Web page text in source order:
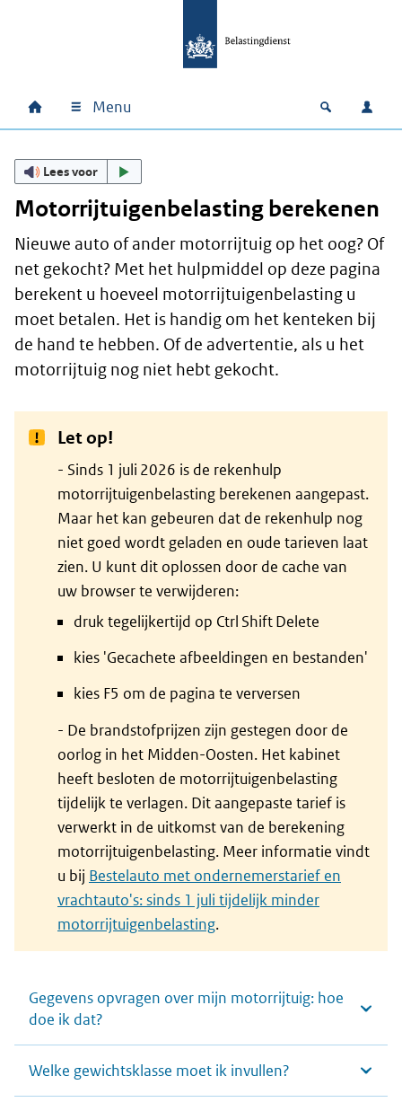
Hoofdnavigatie
Home Menu Open
Lees voor
Motorrijtuigenbelasting berekenen
Nieuwe auto of ander motorrijtuig op het oog? Of
net gekocht? Met het hulpmiddel op deze pagina
berekent u hoeveel motorrijtuigenbelasting u
moet betalen. Het is handig om het kenteken bij
de hand te hebben. Of de advertentie, als u het
motorrijtuig nog niet hebt gekocht.
Let op!
- Sinds 1 juli 2026 is de rekenhulp
motorrijtuigenbelasting berekenen aangepast.
Maar het kan gebeuren dat de rekenhulp nog
niet goed wordt geladen en oude tarieven laat
zien. U kunt dit oplossen door de cache van
uw browser te verwijderen:
druk tegelijkertijd op Ctrl Shift Delete
kies 'Gecachete afbeeldingen en bestanden'
kies F5 om de pagina te verversen
- De brandstofprijzen zijn gestegen door de
oorlog in het Midden-Oosten. Het kabinet
heeft besloten de motorrijtuigenbelasting
tijdelijk te verlagen. Dit aangepaste tarief is
verwerkt in de uitkomst van de berekening
motorrijtuigenbelasting. Meer informatie vindt
u bij Bestelauto met ondernemerstarief en
vrachtauto's: sinds 1 juli tijdelijk minder
motorrijtuigenbelasting.
Gegevens opvragen over mijn motorrijtuig: hoe
doe ik dat?
Welke gewichtsklasse moet ik invullen?